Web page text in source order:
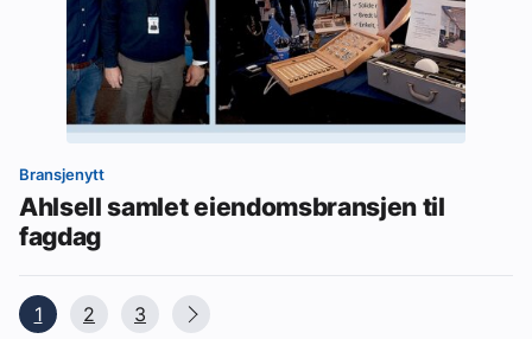
Bransjenytt
Ahlsell samlet eiendomsbransjen til
fagdag
1 2 3